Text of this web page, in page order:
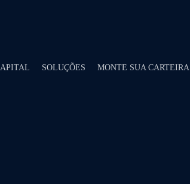
SOLUÇÕES MONTE SUA CARTEIRA